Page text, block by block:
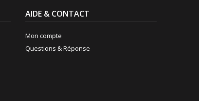
AIDE & CONTACT
Mon compte
Questions & Réponse